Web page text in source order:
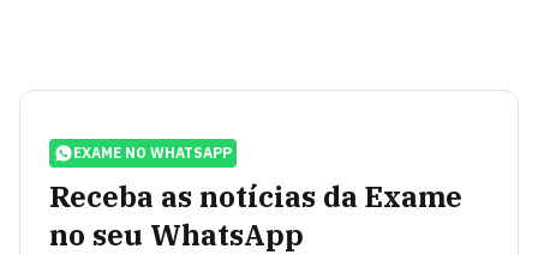
EXAME NO WHATSAPP
Receba as notícias da Exame
no seu WhatsApp